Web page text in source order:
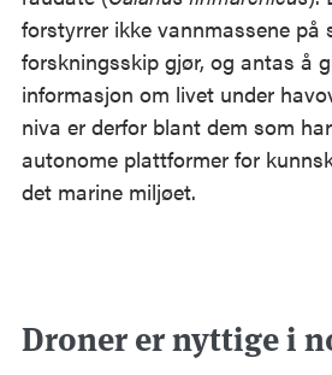
forstyrrer ikke vannmassene på
forskningsskip gjør, og antas å
informasjon om livet under
niva er derfor blant dem som
autonome plattformer for
det marine miljøet.
Droner er nyttige i